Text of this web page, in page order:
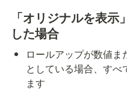
「オリジナルを表
した場合
ロールアップが数値
としている場合、す
ます